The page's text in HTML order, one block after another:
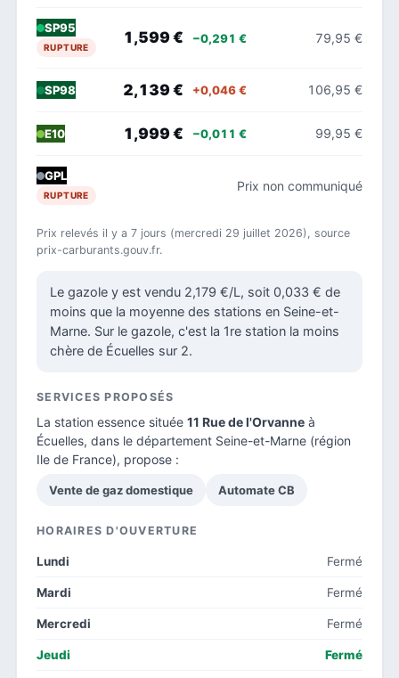
SP95
RUPTURE
1,599 € −0,291 € 79,95 €
SP98 2,139 € +0,046 € 106,95 €
E10 1,999 € −0,011 € 99,95 €
GPL
RUPTURE
Prix non communiqué
Prix relevés il y a 7 jours (mercredi 29 juillet 2026), source
prix-carburants.gouv.fr.
Le gazole y est vendu 2,179 €/L, soit 0,033 € de
moins que la moyenne des stations en Seine-et-
Marne. Sur le gazole, c'est la 1re station la moins
chère de Écuelles sur 2.
SERVICES PROPOSÉS
La station essence située 11 Rue de l'Orvanne à
Écuelles, dans le département Seine-et-Marne (région
Ile de France), propose :
Vente de gaz domestique Automate CB
HORAIRES D'OUVERTURE
Lundi Fermé
Mardi Fermé
Mercredi Fermé
Jeudi Fermé